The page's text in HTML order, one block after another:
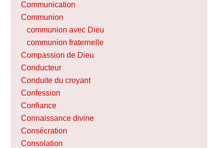
Communication
Communion
communion avec Dieu
communion fraternelle
Compassion de Dieu
Conducteur
Conduite du croyant
Confession
Confiance
Connaissance divine
Consécration
Consolation